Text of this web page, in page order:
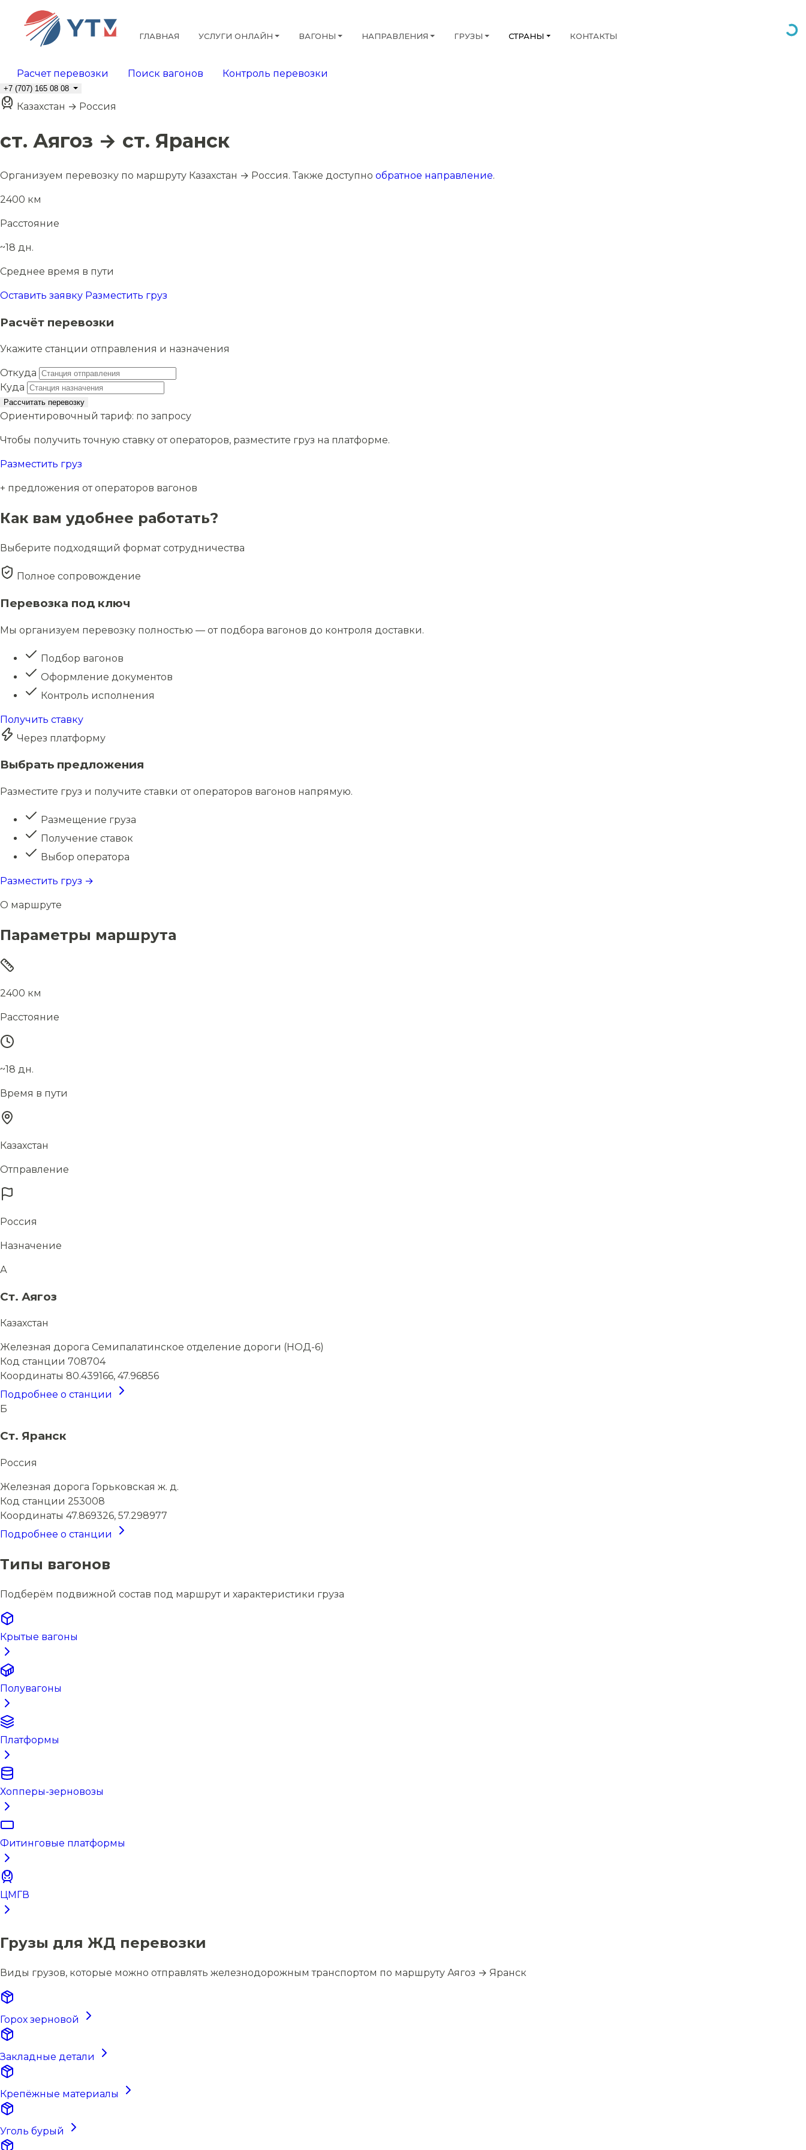
ГЛАВНАЯ УСЛУГИ ОНЛАЙН ВАГОНЫ НАПРАВЛЕНИЯ ГРУЗЫ СТРАНЫ КОНТАКТЫ
Расчет перевозки Поиск вагонов Контроль перевозки
+7 (707) 165 08 08
Казахстан → Россия
ст. Аягоз → ст. Яранск
Организуем перевозку по маршруту Казахстан → Россия. Также доступно обратное направление.
2400 км
Расстояние
~18 дн.
Среднее время в пути
Оставить заявку Разместить груз
Расчёт перевозки
Укажите станции отправления и назначения
Откуда
Куда
Рассчитать перевозку
Ориентировочный тариф: по запросу
Чтобы получить точную ставку от операторов, разместите груз на платформе.
Разместить груз
+ предложения от операторов вагонов
Как вам удобнее работать?
Выберите подходящий формат сотрудничества
Полное сопровождение
Перевозка под ключ
Мы организуем перевозку полностью — от подбора вагонов до контроля доставки.
Подбор вагонов
Оформление документов
Контроль исполнения
Получить ставку
Через платформу
Выбрать предложения
Разместите груз и получите ставки от операторов вагонов напрямую.
Размещение груза
Получение ставок
Выбор оператора
Разместить груз →
О маршруте
Параметры маршрута
2400 км
Расстояние
~18 дн.
Время в пути
Казахстан
Отправление
Россия
Назначение
А
Ст. Аягоз
Казахстан
Железная дорога Семипалатинское отделение дороги (НОД-6)
Код станции 708704
Координаты 80.439166, 47.96856
Подробнее о станции
Б
Ст. Яранск
Россия
Железная дорога Горьковская ж. д.
Код станции 253008
Координаты 47.869326, 57.298977
Подробнее о станции
Типы вагонов
Подберём подвижной состав под маршрут и характеристики груза
Крытые вагоны
Полувагоны
Платформы
Хопперы-зерновозы
Фитинговые платформы
ЦМГВ
Грузы для ЖД перевозки
Виды грузов, которые можно отправлять железнодорожным транспортом по маршруту Аягоз → Яранск
Горох зерновой
Закладные детали
Крепёжные материалы
Уголь бурый